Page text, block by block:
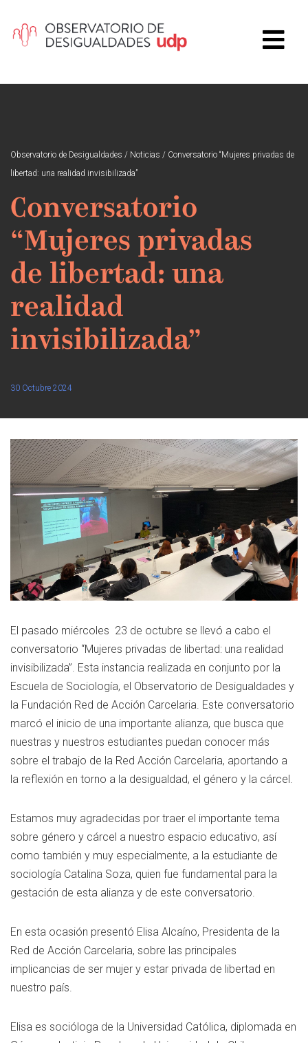
Observatorio de Desigualdades / Noticias / Conversatorio “Mujeres privadas de
libertad: una realidad invisibilizada”
Conversatorio
“Mujeres privadas
de libertad: una
realidad
invisibilizada”
30 Octubre 2024
El pasado miércoles 23 de octubre se llevó a cabo el
conversatorio “Mujeres privadas de libertad: una realidad
invisibilizada”. Esta instancia realizada en conjunto por la
Escuela de Sociología, el Observatorio de Desigualdades y
la Fundación Red de Acción Carcelaria. Este conversatorio
marcó el inicio de una importante alianza, que busca que
nuestras y nuestros estudiantes puedan conocer más
sobre el trabajo de la Red Acción Carcelaria, aportando a
la reflexión en torno a la desigualdad, el género y la cárcel.
Estamos muy agradecidas por traer el importante tema
sobre género y cárcel a nuestro espacio educativo, así
como también y muy especialmente, a la estudiante de
sociología Catalina Soza, quien fue fundamental para la
gestación de esta alianza y de este conversatorio.
En esta ocasión presentó Elisa Alcaíno, Presidenta de la
Red de Acción Carcelaria, sobre las principales
implicancias de ser mujer y estar privada de libertad en
nuestro país.
Elisa es socióloga de la Universidad Católica, diplomada en